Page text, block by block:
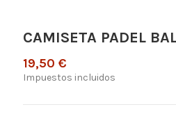
CAMISETA PADEL
19,50 €
Impuestos incluidos